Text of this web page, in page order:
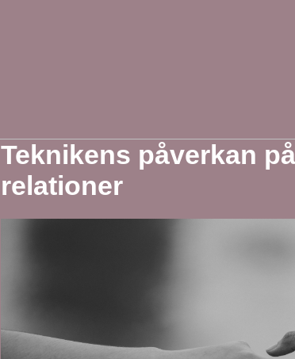
Teknikens påverkan
relationer